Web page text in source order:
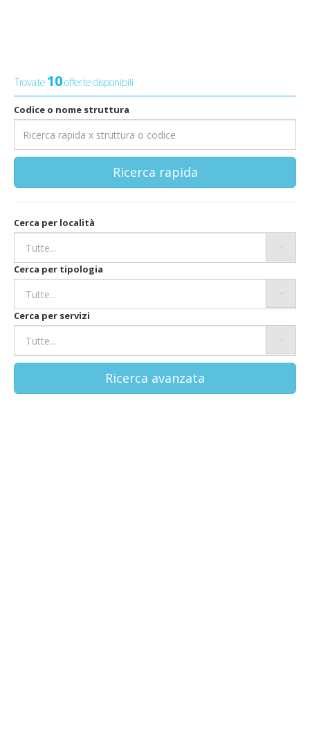
Trovate10offerte disponibili
Codice o nome struttura
Ricerca rapida
Cerca per località
Cerca per tipologia
Cerca per servizi
Ricerca avanzata